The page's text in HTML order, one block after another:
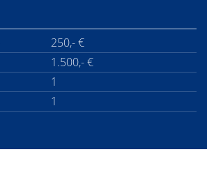
250,- €
1.500,- €
1
1